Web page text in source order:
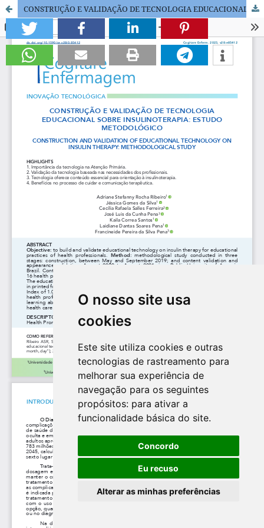
O nosso site usa
cookies
Este site utiliza cookies e outras
tecnologias de rastreamento para
melhorar sua experiência de
navegação para os seguintes
propósitos: para ativar a
funcionalidade básica do site.
Concordo
Eu recuso
Alterar as minhas preferências
CONSTRUÇÃO E VALIDAÇÃO DE TECNOLOGIA EDUCACIONAL SOBRE INSULINOTERAPIA: ESTUDO METODOLÓGICO